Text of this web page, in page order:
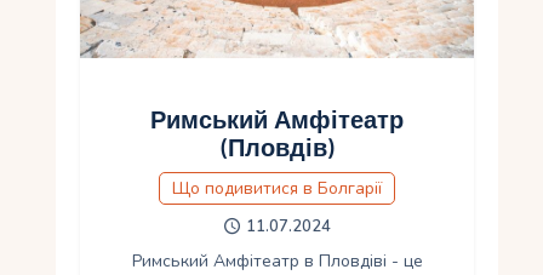
Римський Амфітеатр
(Пловдів)
Що подивитися в Болгарії
11.07.2024
Римський Амфітеатр в Пловдіві - це